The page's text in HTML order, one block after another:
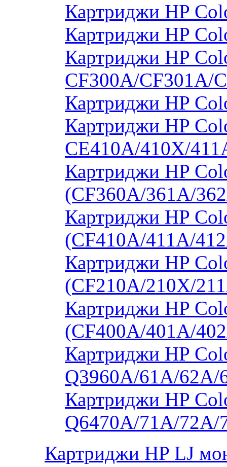
Картриджи HP
Картриджи HP
Картриджи HP
CF300A/CF301A/
Картриджи HP
Картриджи HP
CE410A/410X/
Картриджи HP
(CF360A/361A/
Картриджи HP
(CF410A/411A/
Картриджи HP
(CF210A/210X/
Картриджи HP
(CF400A/401A/
Картриджи HP
Q3960A/61A/
Картриджи HP
Q6470A/71A/
Картриджи HP LJ